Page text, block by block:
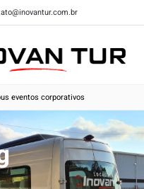
eventos corporativos